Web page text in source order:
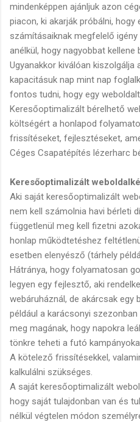
mindenképpen ajánljuk azon
piacon, ki akarják próbálni, hogy
számításaiknak megfelelő
anélkül, hogy nagyobbat kellene
Ugyanakkor kiválóan kiszolgálja
kapacitásuk nap mint nap
fontos tudni, hogy egy
Keresőoptimalizált bérelhető
költségért a honlapod
frissítéseket, fejlesztéseket,
Céges Csapatépítés lézerharc
Keresőoptimalizált
Aki saját keresőoptimalizált
nem kell számolnia havi bérleti
függetlenül meg kell fizetni
honlap működtetéshez
esetben elenyésző (tárhely
Hátránya, hogy folyamatosan
legyen egy fejlesztő, aki
webáruháznál, de akárcsak
például a karácsonyi
meg magának, hogy napokra
tönkre teheti a futó
A kötelező frissítésekkel,
kalkulálni szükséges.
A saját keresőoptimalizált
hogy saját tulajdonban van és
nélkül végtelen módon